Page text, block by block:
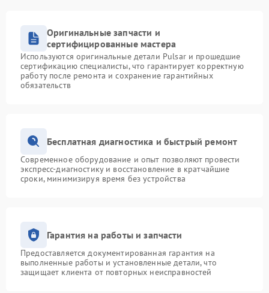
Оригинальные запчасти и
сертифицированные мастера
Используются оригинальные детали Pulsar и прошедшие
сертификацию специалисты, что гарантирует корректную
работу после ремонта и сохранение гарантийных
обязательств
Бесплатная диагностика и быстрый ремонт
Современное оборудование и опыт позволяют провести
экспресс-диагностику и восстановление в кратчайшие
сроки, минимизируя время без устройства
Гарантия на работы и запчасти
Предоставляется документированная гарантия на
выполненные работы и установленные детали, что
защищает клиента от повторных неисправностей